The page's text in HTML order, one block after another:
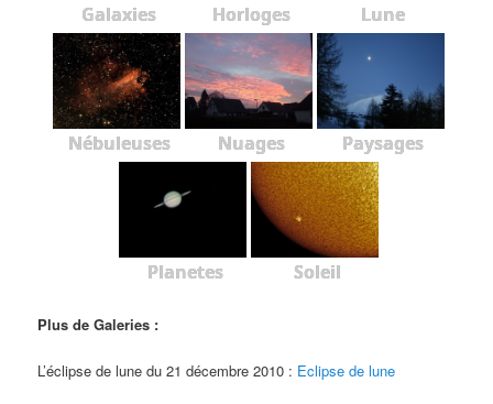
Galaxies Horloges Lune
Nébuleuses Nuages Paysages
Planetes Soleil
Plus de Galeries :
L’éclipse de lune du 21 décembre 2010 : Eclipse de lune